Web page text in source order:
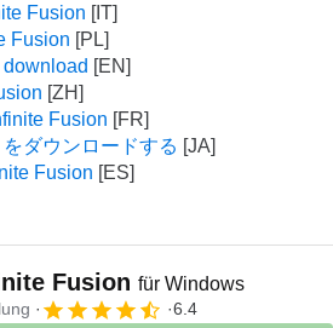
Fusion
Fusion
Fusion
ダウンロードする
Fusion
Fusion für Windows
6.4